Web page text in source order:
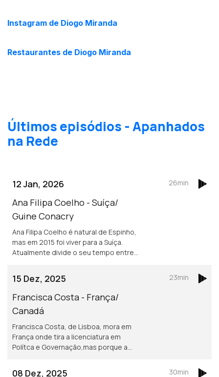
Instagram de Diogo Miranda
Restaurantes de Diogo Miranda
Últimos episódios - Apanhados
na Rede
12 Jan, 2026
Ana Filipa Coelho - Suíça/
Guine Conacry
Ana Filipa Coelho é natural de Espinho,
mas em 2015 foi viver para a Suíça.
Atualmente divide o seu tempo entre
humanitária Misty Ships.
26min
15 Dez, 2025
Francisca Costa - França/
Canadá
Francisca Costa, de Lisboa, mora em
França onde tira a licenciatura em
Polítca e Governação,mas porque a
23min
08 Dez, 2025 30min